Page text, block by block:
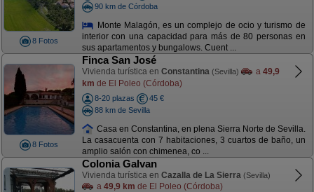
8 Fotos
90 km de Córdoba
Monte Malagón, es un complejo de ocio y turismo de
interior con una capacidad para más de 80 personas en
sus apartamentos y bungalows. Cuent ...
8 Fotos
Finca San José
Vivienda turística en Constantina (Sevilla) a 49,9
km de El Poleo (Córdoba)
8-20 plazas
45 €
88 km de Sevilla
Casa en Constantina, en plena Sierra Norte de Sevilla.
La casacuenta con 7 habitaciones, 3 cuartos de baño, un
amplio salón con chimenea, co ...
Colonia Galvan
Vivienda turística en Cazalla de La Sierra (Sevilla)
a 49,9 km de El Poleo (Córdoba)